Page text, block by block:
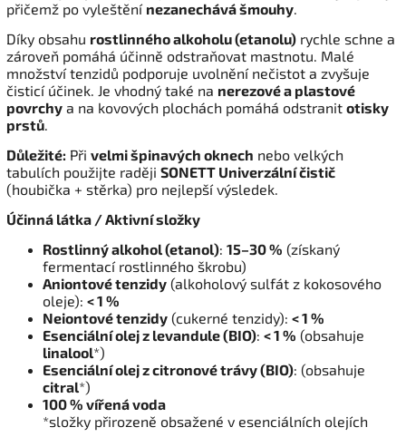
přičemž po vyleštění nezanechává šmouhy.
Díky obsahu rostlinného alkoholu (etanolu) rychle schne a
zároveň pomáhá účinně odstraňovat mastnotu. Malé
množství tenzidů podporuje uvolnění nečistot a zvyšuje
čisticí účinek. Je vhodný také na nerezové a plastové
povrchy a na kovových plochách pomáhá odstranit otisky
prstů.
Důležité: Při velmi špinavých oknech nebo velkých
tabulích použijte raději SONETT Univerzální čistič
(houbička + stěrka) pro nejlepší výsledek.
Účinná látka / Aktivní složky
Rostlinný alkohol (etanol): 15–30 % (získaný
fermentací rostlinného škrobu)
Aniontové tenzidy (alkoholový sulfát z kokosového
oleje): < 1 %
Neiontové tenzidy (cukerné tenzidy): < 1 %
Esenciální olej z levandule (BIO): < 1 % (obsahuje
linalool*)
Esenciální olej z citronové trávy (BIO): (obsahuje
citral*)
100 % vířená voda
*složky přirozeně obsažené v esenciálních olejích